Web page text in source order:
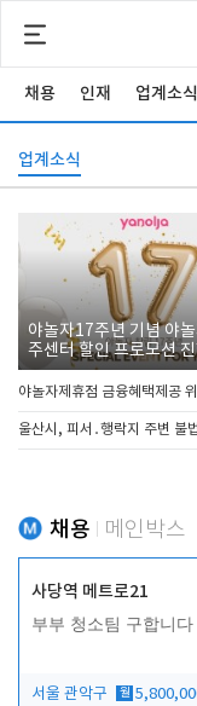
채용 인재 업계소식
업계소식
야놀자17주년 기념 야
주센터 할인 프로모션
야놀자제휴점 금융혜택제공
울산시, 피서․행락지 주변 불
채용 메인박스
사당역 메트로21
부부 청소팀 구합니다
서울 관악구 월